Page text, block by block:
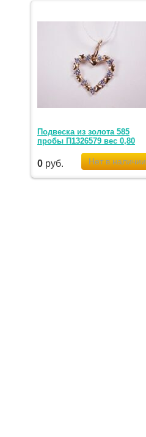
Подвеска из золота 585
пробы П1326579 вес 0,80
0 руб.